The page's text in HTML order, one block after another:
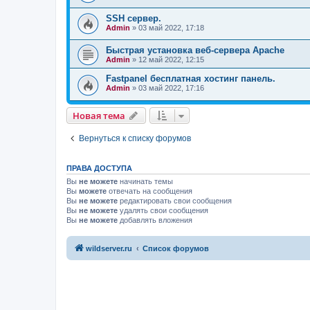
SSH сервер.
Admin » 03 май 2022, 17:18
Быстрая установка веб-сервера Apache
Admin » 12 май 2022, 12:15
Fastpanel бесплатная хостинг панель.
Admin » 03 май 2022, 17:16
Новая тема
Вернуться к списку форумов
ПРАВА ДОСТУПА
Вы не можете начинать темы
Вы можете отвечать на сообщения
Вы не можете редактировать свои сообщения
Вы не можете удалять свои сообщения
Вы не можете добавлять вложения
wildserver.ru Список форумов